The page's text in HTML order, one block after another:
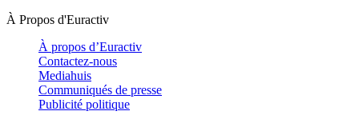
À Propos d'Euractiv
À propos d’Euractiv
Contactez-nous
Mediahuis
Communiqués de presse
Publicité politique